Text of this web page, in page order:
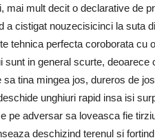
mult decit o declarative de
a cistigat nouzecisicinci la suta
tehnica perfecta coroborata cu
in general scurte, deoarece
tina mingea jos, dureros de
unghiuri rapid insa isi
adversar sa loveasca fie
deschizind terenul si